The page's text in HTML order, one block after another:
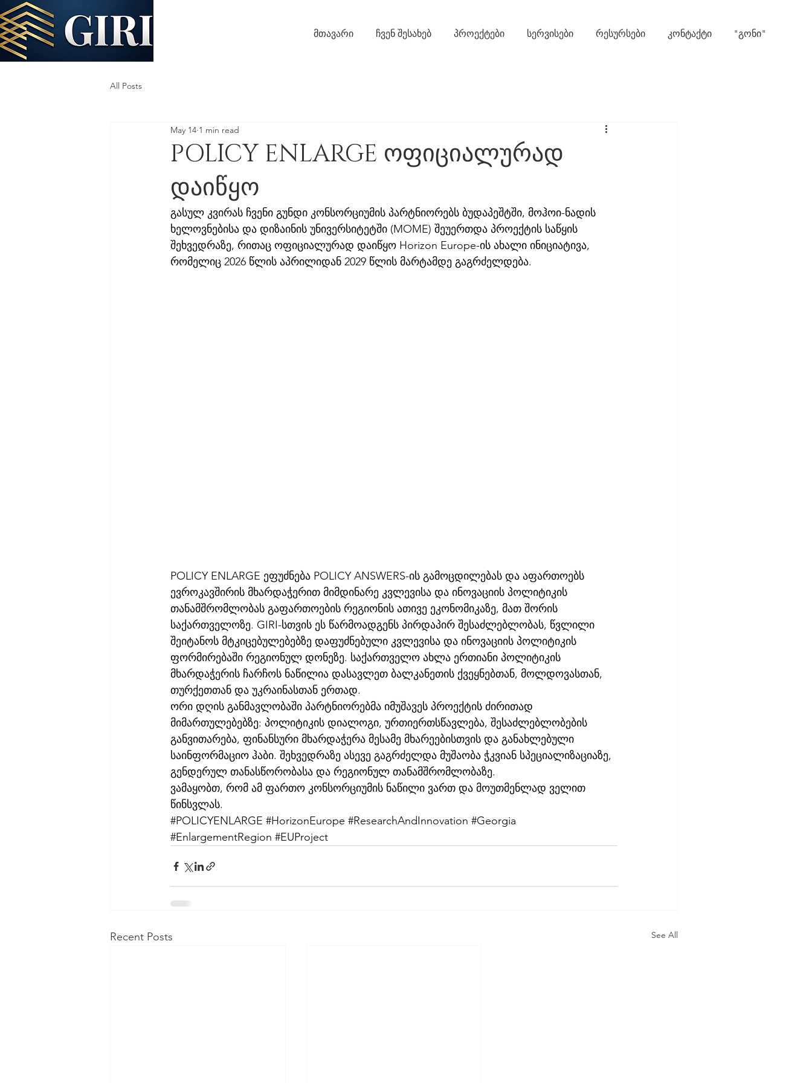
მთავარი ჩვენ შესახებ პროექტები სერვისები რესურსები კონტაქტი "გონი"
All Posts
POLICY ENLARGE ოფიციალურად
დაიწყო
May 14 1 min read
გასულ კვირას ჩვენი გუნდი კონსორციუმის პარტნიორებს ბუდაპეშტში, მოჰოი-ნადის
ხელოვნებისა და დიზაინის უნივერსიტეტში (MOME) შეუერთდა პროექტის საწყის
შეხვედრაზე, რითაც ოფიციალურად დაიწყო Horizon Europe-ის ახალი ინიციატივა,
რომელიც 2026 წლის აპრილიდან 2029 წლის მარტამდე გაგრძელდება.
POLICY ENLARGE ეფუძნება POLICY ANSWERS-ის გამოცდილებას და აფართოებს
ევროკავშირის მხარდაჭერით მიმდინარე კვლევისა და ინოვაციის პოლიტიკის
თანამშრომლობას გაფართოების რეგიონის ათივე ეკონომიკაზე, მათ შორის
საქართველოზე. GIRI-სთვის ეს წარმოადგენს პირდაპირ შესაძლებლობას, წვლილი
შეიტანოს მტკიცებულებებზე დაფუძნებული კვლევისა და ინოვაციის პოლიტიკის
ფორმირებაში რეგიონულ დონეზე. საქართველო ახლა ერთიანი პოლიტიკის
მხარდაჭერის ჩარჩოს ნაწილია დასავლეთ ბალკანეთის ქვეყნებთან, მოლდოვასთან,
თურქეთთან და უკრაინასთან ერთად.
ორი დღის განმავლობაში პარტნიორებმა იმუშავეს პროექტის ძირითად
მიმართულებებზე: პოლიტიკის დიალოგი, ურთიერთსწავლება, შესაძლებლობების
განვითარება, ფინანსური მხარდაჭერა მესამე მხარეებისთვის და განახლებული
საინფორმაციო ჰაბი. შეხვედრაზე ასევე გაგრძელდა მუშაობა ჭკვიან სპეციალიზაციაზე,
გენდერულ თანასწორობასა და რეგიონულ თანამშრომლობაზე.
ვამაყობთ, რომ ამ ფართო კონსორციუმის ნაწილი ვართ და მოუთმენლად ველით
წინსვლას.
#POLICYENLARGE #HorizonEurope #ResearchAndInnovation #Georgia
#EnlargementRegion #EUProject
Recent Posts See All